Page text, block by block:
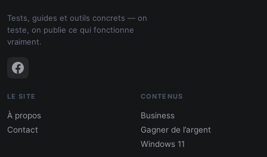
Tests, guides et outils concrets — on
teste, on publie ce qui fonctionne
vraiment.
LE SITE
À propos
Contact
CONTENUS
Business
Gagner de l’argent
Windows 11